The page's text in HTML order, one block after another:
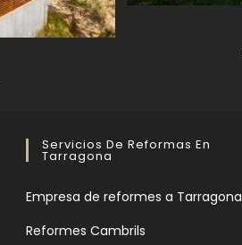
Servicios De Reformas En
Tarragona
Empresa de reformes a Tarragona
Reformes Cambrils